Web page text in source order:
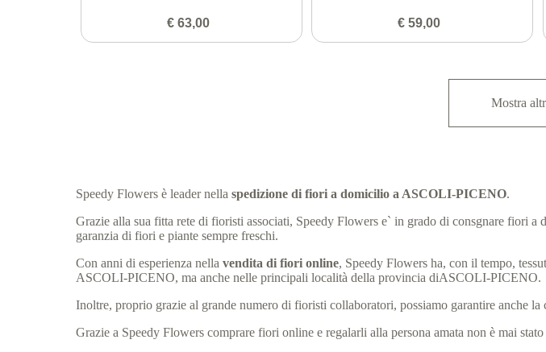
€ 63,00 € 59,00
Mostra
Speedy Flowers è leader nellaspedizione di fiori a domicilio a ASCOLI-PICENO.
Grazie alla sua fitta rete di fioristi associati, Speedy Flowers e` in grado di consgnare
garanzia di fiori e piante sempre freschi.
Con anni di esperienza nellavendita di fiori online, Speedy Flowers ha, con il tempo,
ASCOLI-PICENO, ma anche nelle principali località della provincia diASCOLI-PICENO.
Inoltre, proprio grazie al grande numero di fioristi collaboratori, possiamo garantire anche
Grazie a Speedy Flowers comprare fiori online e regalarli alla persona amata non è mai